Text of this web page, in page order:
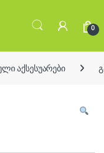
0
აქსესუარები